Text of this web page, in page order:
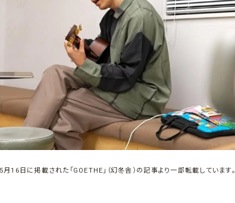
16日に掲載された「GOETHE」（幻冬舎）の記事より一部転載しています。